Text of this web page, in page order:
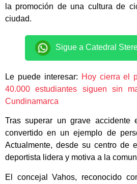
la promoción de una cultura de
ciudad.
Sigue a Catedral
Le puede interesar: Hoy cierra el
40.000 estudiantes siguen sin
Cundinamarca
Tras superar un grave accidente
convertido en un ejemplo de
Actualmente, desde su centro de
deportista lidera y motiva a la
El concejal Vahos, reconocido